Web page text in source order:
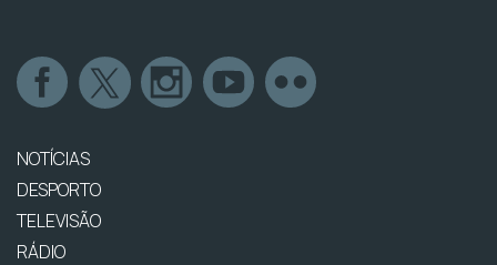
NOTÍCIAS
DESPORTO
TELEVISÃO
RÁDIO